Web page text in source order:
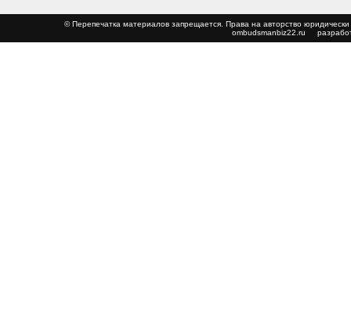
© Перепечатка материалов запрещается. Права на авторство
ombudsmanbiz22.ru